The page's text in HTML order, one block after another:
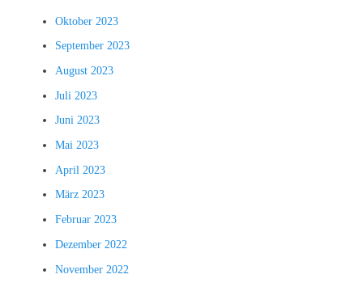
Oktober 2023
September 2023
August 2023
Juli 2023
Juni 2023
Mai 2023
April 2023
März 2023
Februar 2023
Dezember 2022
November 2022